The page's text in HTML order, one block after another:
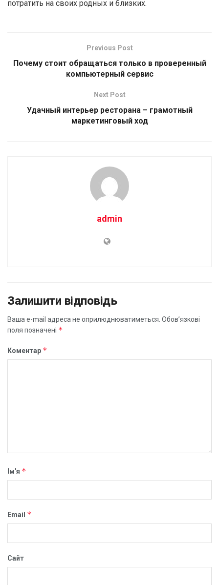
потратить на своих родных и близких.
Previous Post
Почему стоит обращаться только в проверенный
компьютерный сервис
Next Post
Удачный интерьер ресторана – грамотный
маркетинговый ход
admin
Залишити відповідь
Ваша e-mail адреса не оприлюднюватиметься. Обов’язкові
поля позначені *
Коментар *
Ім'я *
Email *
Сайт